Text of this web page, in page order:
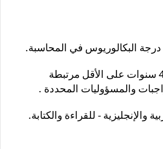
البكالوريوس في المحاسبة.
يكون لديه خبرة -4 سنوات على الأقل مرتبطة
والمسؤوليات المحددة .
والإنجليزية - للقراءة والكتابة.